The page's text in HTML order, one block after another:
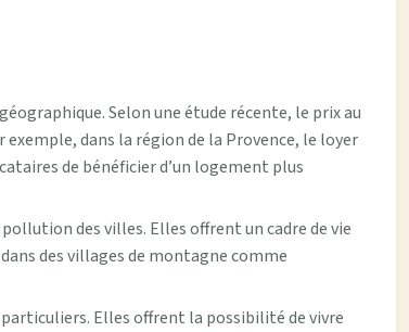
Selon une étude récente, le prix au
dans la région de la Provence, le loyer
de bénéficier d’un logement plus
des villes. Elles offrent un cadre de vie
des villages de montagne comme
Elles offrent la possibilité de vivre